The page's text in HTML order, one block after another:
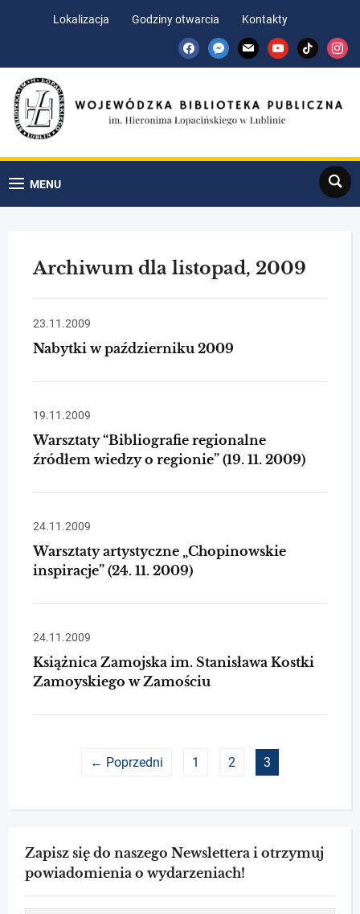
Lokalizacja Godziny otwarcia
Kontakty
facebookmessenger
mail youtubetiktok
MENU
Search
Zapisz się do naszego Newslettera i otrzymuj
powiadomienia o wydarzeniach!
Archiwum dla listopad, 2009
23.11.2009
Nabytki w październiku 2009
19.11.2009
Warsztaty “Bibliografie regionalne
źródłem wiedzy o regionie” (19. 11. 2009)
24.11.2009
Warsztaty artystyczne „Chopinowskie
inspiracje” (24. 11. 2009)
24.11.2009
Książnica Zamojska im. Stanisława Kostki
Zamoyskiego w Zamościu
← Poprzedni 1 2 3